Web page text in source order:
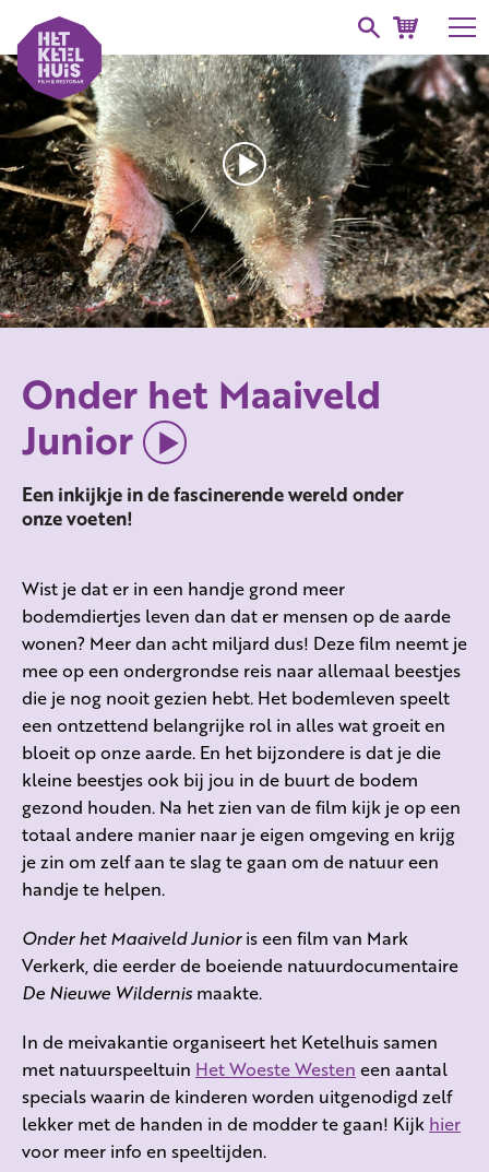
Onder het Maaiveld
Junior
Een inkijkje in de fascinerende wereld onder
onze voeten!
Wist je dat er in een handje grond meer
bodemdiertjes leven dan dat er mensen op de aarde
wonen? Meer dan acht miljard dus! Deze film neemt je
mee op een ondergrondse reis naar allemaal beestjes
die je nog nooit gezien hebt. Het bodemleven speelt
een ontzettend belangrijke rol in alles wat groeit en
bloeit op onze aarde. En het bijzondere is dat je die
kleine beestjes ook bij jou in de buurt de bodem
gezond houden. Na het zien van de film kijk je op een
totaal andere manier naar je eigen omgeving en krijg
je zin om zelf aan te slag te gaan om de natuur een
handje te helpen.
Onder het Maaiveld Junioris een film van Mark
Verkerk, die eerder de boeiende natuurdocumentaire
De Nieuwe Wildernis maakte.
In de meivakantie organiseert het Ketelhuis samen
met natuurspeeltuin Het Woeste Westen een aantal
specials waarin de kinderen worden uitgenodigd zelf
lekker met de handen in de modder te gaan! Kijk hier
voor meer info en speeltijden.